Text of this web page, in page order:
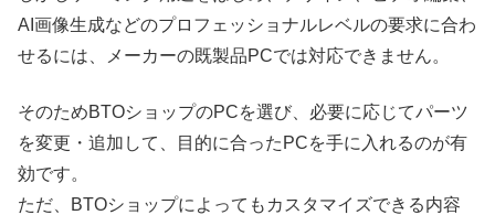
AI画像生成などのプロフェッショナルレベルの要求に合わ
せるには、メーカーの既製品PCでは対応できません。
そのためBTOショップのPCを選び、必要に応じてパーツ
を変更・追加して、目的に合ったPCを手に入れるのが有
効です。
ただ、BTOショップによってもカスタマイズできる内容